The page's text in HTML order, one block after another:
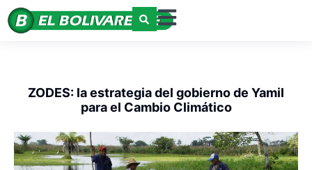
ZODES: la estrategia del gobierno de Yamil
para el Cambio Climático